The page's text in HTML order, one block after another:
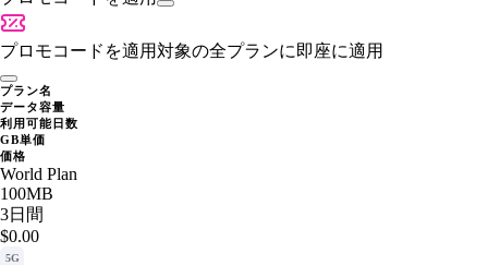
プロモコードを適用対象の全プランに即座に適用
プラン名
データ容量
利用可能日数
GB単価
価格
World Plan
100MB
3日間
$0.00
5G